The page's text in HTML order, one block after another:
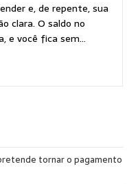
e, de repente, sua
clara. O saldo no
e você fica sem…
tornar o pagamento